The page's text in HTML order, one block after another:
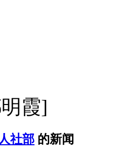
霞]
人社部 的新闻